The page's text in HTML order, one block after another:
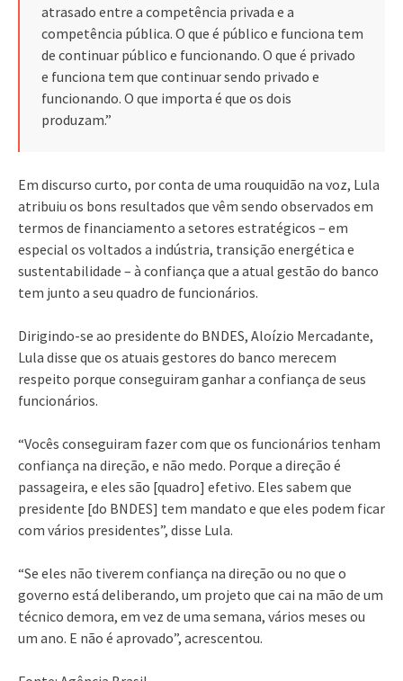
atrasado entre a competência privada e a
competência pública. O que é público e funciona tem
de continuar público e funcionando. O que é privado
e funciona tem que continuar sendo privado e
funcionando. O que importa é que os dois
produzam.”
Em discurso curto, por conta de uma rouquidão na voz, Lula
atribuiu os bons resultados que vêm sendo observados em
termos de financiamento a setores estratégicos – em
especial os voltados a indústria, transição energética e
sustentabilidade – à confiança que a atual gestão do banco
tem junto a seu quadro de funcionários.
Dirigindo-se ao presidente do BNDES, Aloízio Mercadante,
Lula disse que os atuais gestores do banco merecem
respeito porque conseguiram ganhar a confiança de seus
funcionários.
“Vocês conseguiram fazer com que os funcionários tenham
confiança na direção, e não medo. Porque a direção é
passageira, e eles são [quadro] efetivo. Eles sabem que
presidente [do BNDES] tem mandato e que eles podem ficar
com vários presidentes”, disse Lula.
“Se eles não tiverem confiança na direção ou no que o
governo está deliberando, um projeto que cai na mão de um
técnico demora, em vez de uma semana, vários meses ou
um ano. E não é aprovado”, acrescentou.